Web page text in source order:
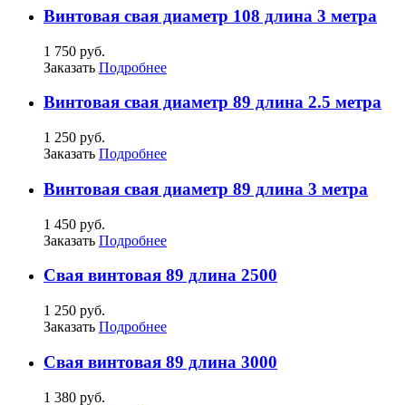
Винтовая свая диаметр 108 длина 3 метра
1 750 руб.
Заказать Подробнее
Винтовая свая диаметр 89 длина 2.5 метра
1 250 руб.
Заказать Подробнее
Винтовая свая диаметр 89 длина 3 метра
1 450 руб.
Заказать Подробнее
Свая винтовая 89 длина 2500
1 250 руб.
Заказать Подробнее
Свая винтовая 89 длина 3000
1 380 руб.